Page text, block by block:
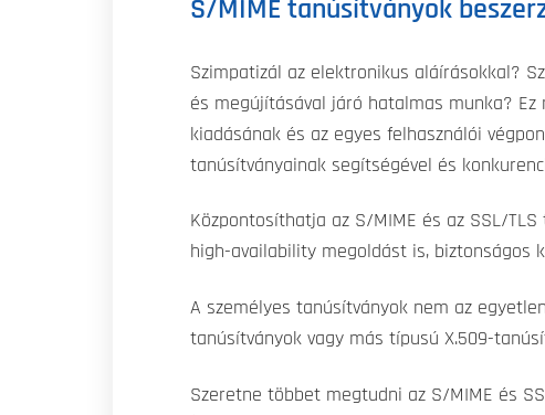
S/MIME tanúsítványok
Szimpatizál az elektronikus aláírásokkal?
és megújításával járó hatalmas munka?
kiadásának és az egyes felhasználói
tanúsítványainak segítségével és
Központosíthatja az S/MIME és az SSL/
high-availability megoldást is, biztonságos
A személyes tanúsítványok nem az
tanúsítványok vagy más típusú X.509-
Szeretne többet megtudni az S/MIME és